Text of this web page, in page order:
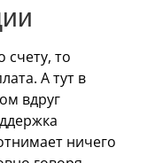
счету, то
А тут в
вдруг
ничего